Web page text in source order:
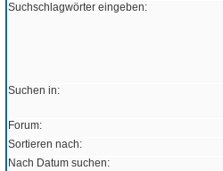
Suchschlagwörter eingeben:
Suchen in:
Forum:
Sortieren nach:
Nach Datum suchen: